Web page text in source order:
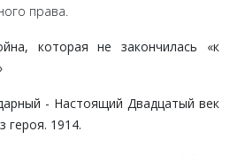
права.
которая не закончилась «к
- Настоящий Двадцатый век
героя. 1914.